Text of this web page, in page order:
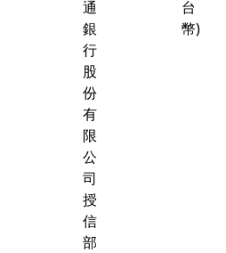
通
銀
行
股
份
有
限
公
司
授
信
部
台
幣)